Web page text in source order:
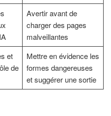
Avertir avant de
charger des pages
malveillantes
et
de
Mettre en évidence les
formes dangereuses
et suggérer une sortie